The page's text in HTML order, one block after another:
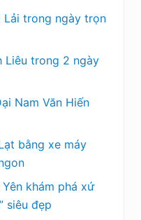
Lải trong ngày trọn
Liêu trong 2 ngày
Nam Văn Hiến
bằng xe máy
khám phá xứ
siêu đẹp